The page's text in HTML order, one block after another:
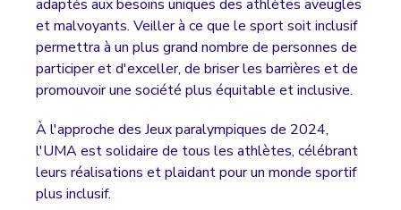
adaptés aux besoins uniques des athlètes aveugles
et malvoyants. Veiller à ce que le sport soit inclusif
permettra à un plus grand nombre de personnes de
participer et d'exceller, de briser les barrières et de
promouvoir une société plus équitable et inclusive.
À l'approche des Jeux paralympiques de 2024,
l'UMA est solidaire de tous les athlètes, célébrant
leurs réalisations et plaidant pour un monde sportif
plus inclusif.